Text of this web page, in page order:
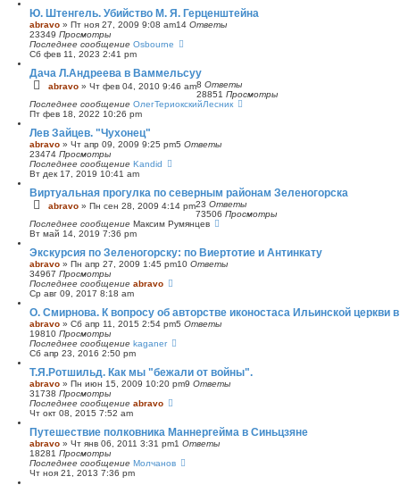
Ю. Штенгель. Убийство М. Я. Герценштейна
abravo » Пт ноя 27, 2009 9:08 am14 Ответы
23349 Просмотры
Последнее сообщение Osbourne
Сб фев 11, 2023 2:41 pm
Дача Л.Андреева в Ваммельсуу
abravo » Чт фев 04, 2010 9:46 am8 Ответы
28851 Просмотры
Последнее сообщение ОлегТериокскийЛесник
Пт фев 18, 2022 10:26 pm
Лев Зайцев. "Чухонец"
abravo » Чт апр 09, 2009 9:25 pm5 Ответы
23474 Просмотры
Последнее сообщение Kandid
Вт дек 17, 2019 10:41 am
Виртуальная прогулка по северным районам Зеленогорска
abravo » Пн сен 28, 2009 4:14 pm23 Ответы
73506 Просмотры
Последнее сообщение Максим Румянцев
Вт май 14, 2019 7:36 pm
Экскурсия по Зеленогорску: по Виертотие и Антинкату
abravo » Пн апр 27, 2009 1:45 pm10 Ответы
34967 Просмотры
Последнее сообщение abravo
Ср авг 09, 2017 8:18 am
O. Смирнова. К вопросу об авторстве иконостаса Ильинской церкви
abravo » Сб апр 11, 2015 2:54 pm5 Ответы
19810 Просмотры
Последнее сообщение kaganer
Сб апр 23, 2016 2:50 pm
Т.Я.Ротшильд. Как мы "бежали от войны".
abravo » Пн июн 15, 2009 10:20 pm9 Ответы
31738 Просмотры
Последнее сообщение abravo
Чт окт 08, 2015 7:52 am
Путешествие полковника Маннергейма в Синьцзяне
abravo » Чт янв 06, 2011 3:31 pm1 Ответы
18281 Просмотры
Последнее сообщение Молчанов
Чт ноя 21, 2013 7:36 pm